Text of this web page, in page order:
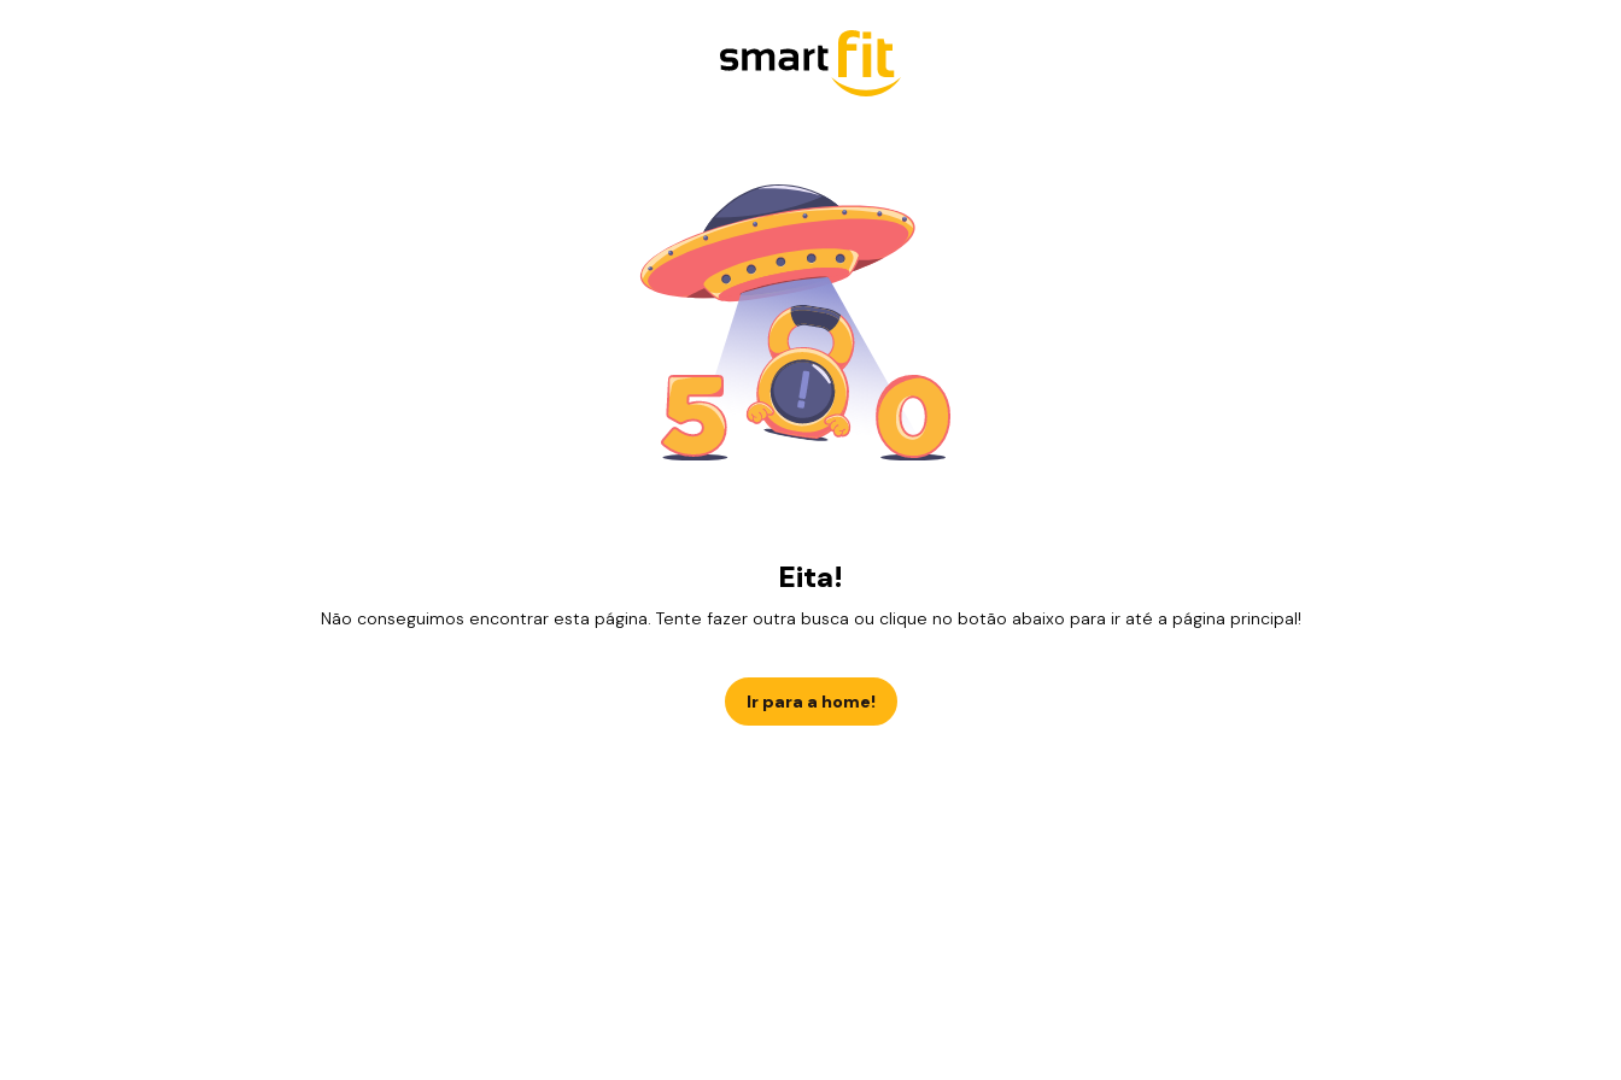
Eita!
Não conseguimos encontrar esta página. Tente fazer outra busca ou clique no botão abaixo para ir até a página principal!
Ir para a home!